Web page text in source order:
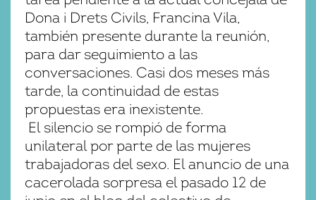
Dona i Drets Civils, Francina Vila,
también presente durante la reunión,
para dar seguimiento a las
conversaciones. Casi dos meses más
tarde, la continuidad de estas
propuestas era inexistente.
El silencio se rompió de forma
unilateral por parte de las mujeres
trabajadoras del sexo. El anuncio de una
cacerolada sorpresa el pasado 12 de